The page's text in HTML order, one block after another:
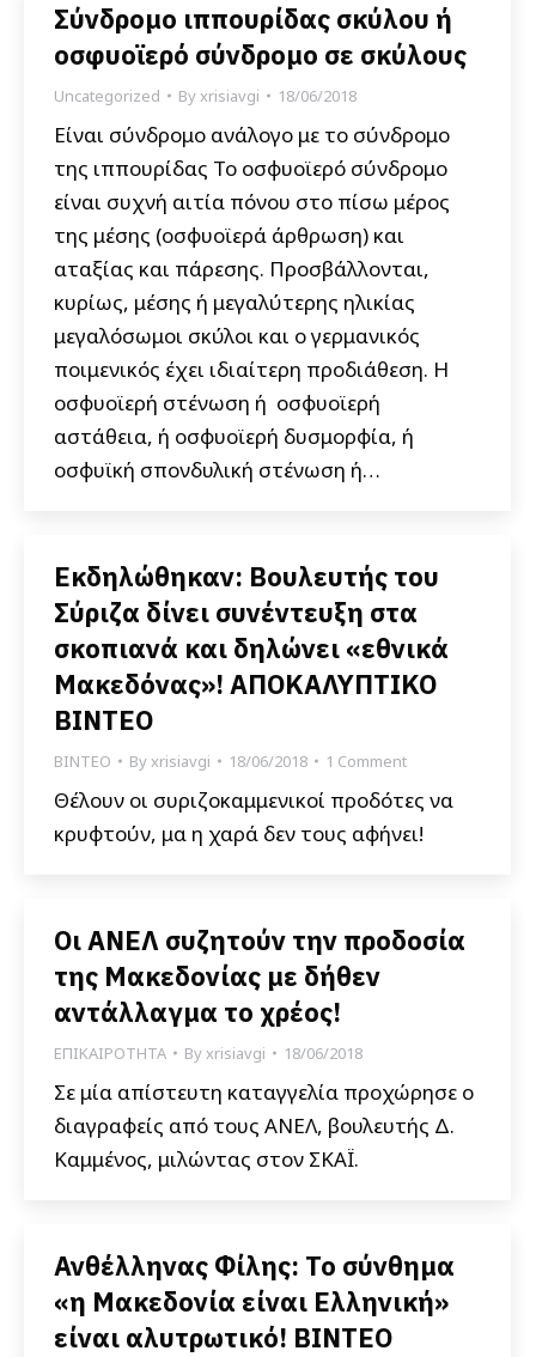
Σύνδρομο ιππουρίδας σκύλου ή
οσφυοϊερό σύνδρομο σε σκύλους
Uncategorized Byxrisiavgi 18/06/2018
Είναι σύνδρομο ανάλογο με το σύνδρομο
της ιππουρίδας Το οσφυοϊερό σύνδρομο
είναι συχνή αιτία πόνου στο πίσω μέρος
της μέσης (οσφυοϊερά άρθρωση) και
αταξίας και πάρεσης. Προσβάλλονται,
κυρίως, μέσης ή μεγαλύτερης ηλικίας
μεγαλόσωμοι σκύλοι και ο γερμανικός
ποιμενικός έχει ιδιαίτερη προδιάθεση. Η
οσφυοϊερή στένωση ή οσφυοϊερή
αστάθεια, ή οσφυοϊερή δυσμορφία, ή
οσφυϊκή σπονδυλική στένωση ή…
Εκδηλώθηκαν: Βουλευτής του
Σύριζα δίνει συνέντευξη στα
σκοπιανά και δηλώνει «εθνικά
Μακεδόνας»! ΑΠΟΚΑΛΥΠΤΙΚΟ
ΒΙΝΤΕΟ
ΒΙΝΤΕΟ Byxrisiavgi 18/06/2018 1 Comment
Θέλουν οι συριζοκαμμενικοί προδότες να
κρυφτούν, μα η χαρά δεν τους αφήνει!
Οι ΑΝΕΛ συζητούν την προδοσία
της Μακεδονίας με δήθεν
αντάλλαγμα το χρέος!
ΕΠΙΚΑΙΡΟΤΗΤΑ Byxrisiavgi 18/06/2018
Σε μία απίστευτη καταγγελία προχώρησε ο
διαγραφείς από τους ΑΝΕΛ, βουλευτής Δ.
Καμμένος, μιλώντας στον ΣΚΑΪ.
Ανθέλληνας Φίλης: Το σύνθημα
«η Μακεδονία είναι Ελληνική»
είναι αλυτρωτικό! BINTEO